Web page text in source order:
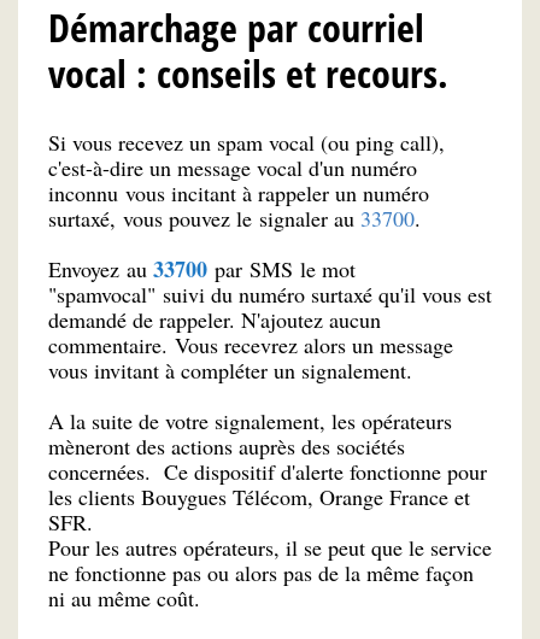
Démarchage par courriel
vocal : conseils et recours.
Si vous recevez un spam vocal (ou ping call),
c'est-à-dire un message vocal d'un numéro
inconnu vous incitant à rappeler un numéro
surtaxé, vous pouvez le signaler au 33700.
Envoyez au 33700 par SMS le mot
"spamvocal" suivi du numéro surtaxé qu'il vous est
demandé de rappeler. N'ajoutez aucun
commentaire. Vous recevrez alors un message
vous invitant à compléter un signalement.
A la suite de votre signalement, les opérateurs
mèneront des actions auprès des sociétés
concernées. Ce dispositif d'alerte fonctionne pour
les clients Bouygues Télécom, Orange France et
SFR.
Pour les autres opérateurs, il se peut que le service
ne fonctionne pas ou alors pas de la même façon
ni au même coût.